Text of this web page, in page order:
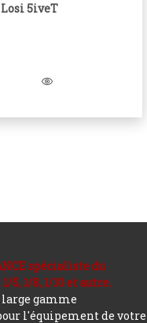
5iveT
spécialiste du
5, 1/8, 1/10 et autre.
large gamme
l'équipement de votre